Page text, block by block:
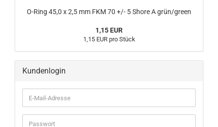
O-Ring 45,0 x 2,5 mm FKM 70 +/- 5 Shore A grün/green
1,15 EUR
1,15 EUR pro Stück
Kundenlogin
E-
Mail-
Adresse
Passwort